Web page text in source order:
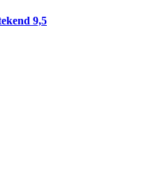
9,5